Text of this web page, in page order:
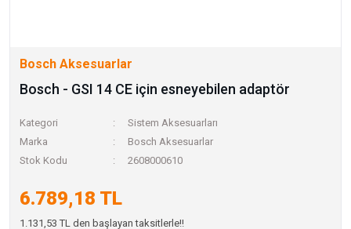
Bosch Aksesuarlar
Bosch - GSI 14 CE için esneyebilen adaptör
Kategori
Sistem Aksesuarları
Marka
Bosch Aksesuarlar
Stok Kodu
2608000610
6.789,18 TL
1.131,53 TL den başlayan taksitlerle!!